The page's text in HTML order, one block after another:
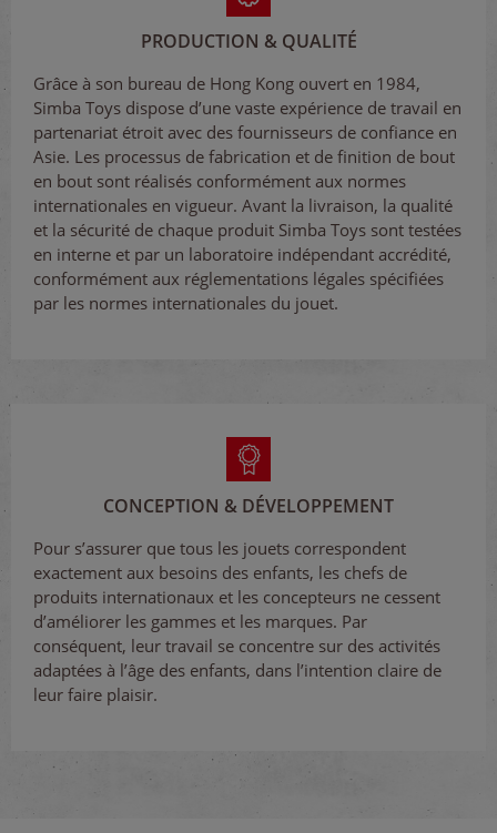
PRODUCTION & QUALITÉ
Grâce à son bureau de Hong Kong ouvert en 1984,
Simba Toys dispose d’une vaste expérience de travail en
partenariat étroit avec des fournisseurs de confiance en
Asie. Les processus de fabrication et de finition de bout
en bout sont réalisés conformément aux normes
internationales en vigueur. Avant la livraison, la qualité
et la sécurité de chaque produit Simba Toys sont testées
en interne et par un laboratoire indépendant accrédité,
conformément aux réglementations légales spécifiées
par les normes internationales du jouet.
CONCEPTION & DÉVELOPPEMENT
Pour s’assurer que tous les jouets correspondent
exactement aux besoins des enfants, les chefs de
produits internationaux et les concepteurs ne cessent
d’améliorer les gammes et les marques. Par
conséquent, leur travail se concentre sur des activités
adaptées à l’âge des enfants, dans l’intention claire de
leur faire plaisir.